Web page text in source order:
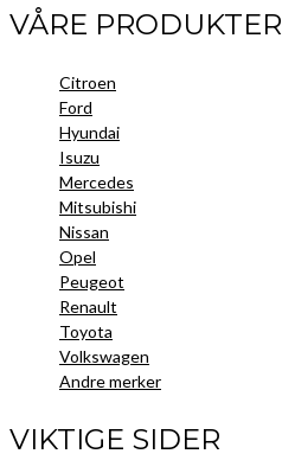
VÅRE PRODUKTER
Citroen
Ford
Hyundai
Isuzu
Mercedes
Mitsubishi
Nissan
Opel
Peugeot
Renault
Toyota
Volkswagen
Andre merker
VIKTIGE SIDER